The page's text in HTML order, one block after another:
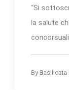
“Si
la salute
By Basilicata